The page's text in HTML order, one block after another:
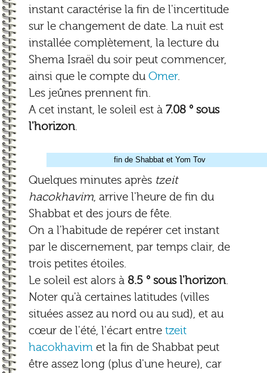
instant caractérise la fin de l'incertitude
sur le changement de date. La nuit est
installée complètement, la lecture du
Shema Israël du soir peut commencer,
ainsi que le compte duOmer.
Les jeûnes prennent fin.
A cet instant, le soleil est à7.08 ° sous
l'horizon.
fin de Shabbat et Yom Tov
Quelques minutes après tzeit
hacokhavim, arrive l'heure de fin du
Shabbat et des jours de fête.
On a l'habitude de repérer cet instant
par le discernement, par temps clair, de
trois petites étoiles.
Le soleil est alors à 8.5 ° sous l'horizon.
Noter qu'à certaines latitudes (villes
situées assez au nord ou au sud), et au
cœur de l'été, l'écart entretzeit
hacokhavim et la fin de Shabbat peut
être assez long (plus d'une heure), car